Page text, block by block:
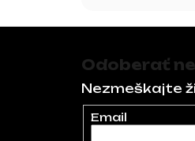
Odoberať
Nezmeškajte
Email